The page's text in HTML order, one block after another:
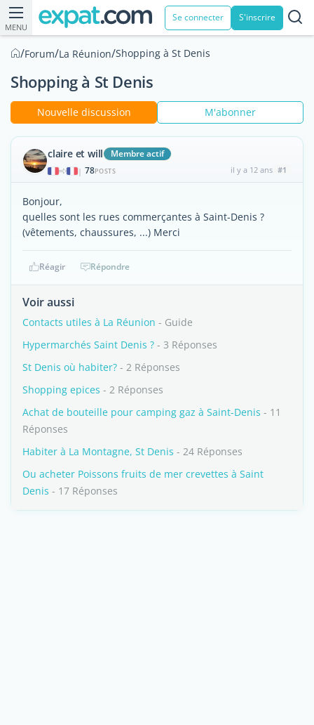
MENU
Se connecter S'inscrire
/Forum/La Réunion/Shopping à St Denis
Shopping à St Denis
Nouvelle discussion M'abonner
claire et will Membre actif
| 78POSTS il y a 12 ans #1
Bonjour,
quelles sont les rues commerçantes à Saint-Denis ?
(vêtements, chaussures, ...) Merci
Réagir Répondre
Voir aussi
Contacts utiles à La Réunion - Guide
Hypermarchés Saint Denis ? - 3 Réponses
St Denis où habiter? - 2 Réponses
Shopping epices - 2 Réponses
Achat de bouteille pour camping gaz à Saint-Denis - 11
Réponses
Habiter à La Montagne, St Denis - 24 Réponses
Ou acheter Poissons fruits de mer crevettes à Saint
Denis - 17 Réponses